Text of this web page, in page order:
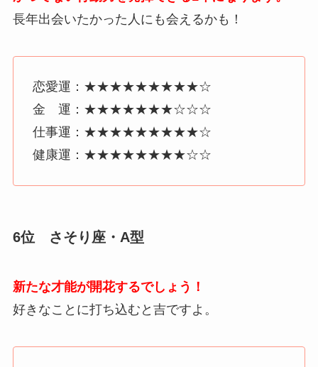
長年出会いたかった人にも会えるかも！
恋愛運：★★★★★★★★★☆
金 運：★★★★★★★☆☆☆
仕事運：★★★★★★★★★☆
健康運：★★★★★★★★☆☆
6位 さそり座・A型
新たな才能が開花するでしょう！
好きなことに打ち込むと吉ですよ。